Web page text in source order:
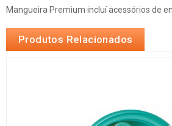
Mangueira Premium incluí acessórios de
Produtos Relacionados